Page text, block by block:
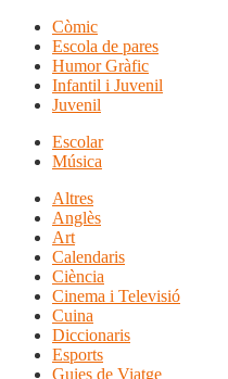
Còmic
Escola de pares
Humor Gràfic
Infantil i Juvenil
Juvenil
Escolar
Música
Altres
Anglès
Art
Calendaris
Ciència
Cinema i Televisió
Cuina
Diccionaris
Esports
Guies de Viatge